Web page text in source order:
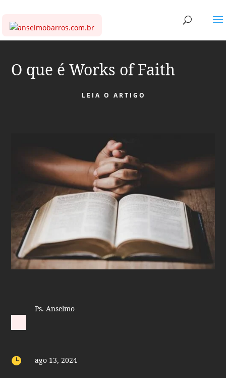
O que é Works of Faith
LEIA O ARTIGO
Ps. Anselmo
 ago 13, 2024